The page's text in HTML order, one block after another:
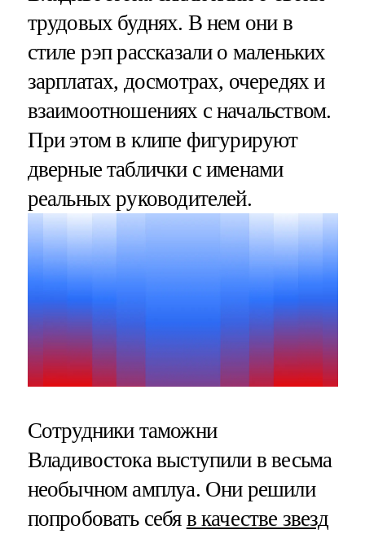
трудовых буднях. В нем они в
стиле рэп рассказали о маленьких
зарплатах, досмотрах, очередях и
взаимоотношениях с начальством.
При этом в клипе фигурируют
дверные таблички с именами
реальных руководителей.
Сотрудники таможни
Владивостока выступили в весьма
необычном амплуа. Они решили
попробовать себя в качестве звезд